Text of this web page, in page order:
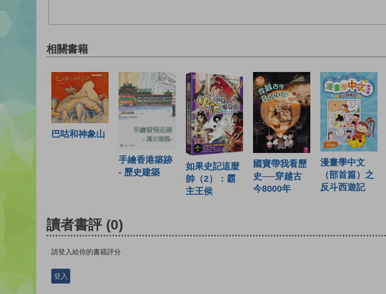
相關書籍
巴咕和神象山
手繪香港築跡
- 歷史建築
如果史記這麼
帥（2）：霸
主王侯
國寶帶我看歷
史──穿越古
今8000年
漫畫學中文
（部首篇）之
反斗西遊記
讀者書評 (0)
請登入給你的書籍評分
登入